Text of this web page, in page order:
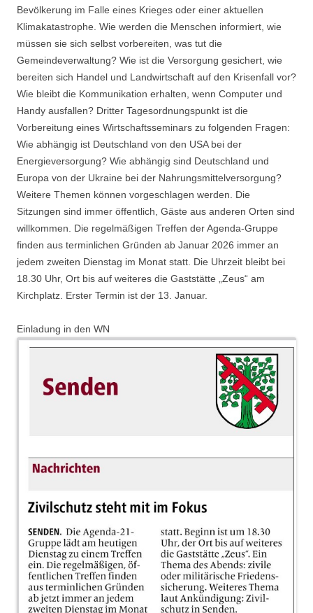
Bevölkerung im Falle eines Krieges oder einer aktuellen
Klimakatastrophe. Wie werden die Menschen informiert, wie
müssen sie sich selbst vorbereiten, was tut die
Gemeindeverwaltung? Wie ist die Versorgung gesichert, wie
bereiten sich Handel und Landwirtschaft auf den Krisenfall vor?
Wie bleibt die Kommunikation erhalten, wenn Computer und
Handy ausfallen? Dritter Tagesordnungspunkt ist die
Vorbereitung eines Wirtschaftsseminars zu folgenden Fragen:
Wie abhängig ist Deutschland von den USA bei der
Energieversorgung? Wie abhängig sind Deutschland und
Europa von der Ukraine bei der Nahrungsmittelversorgung?
Weitere Themen können vorgeschlagen werden. Die
Sitzungen sind immer öffentlich, Gäste aus anderen Orten sind
willkommen. Die regelmäßigen Treffen der Agenda-Gruppe
finden aus terminlichen Gründen ab Januar 2026 immer an
jedem zweiten Dienstag im Monat statt. Die Uhrzeit bleibt bei
18.30 Uhr, Ort bis auf weiteres die Gaststätte „Zeus“ am
Kirchplatz. Erster Termin ist der 13. Januar.
Einladung in den WN